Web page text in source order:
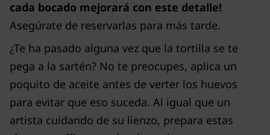
cada bocado mejorará con este detalle!
Asegúrate de reservarlas para más tarde.
¿Te ha pasado alguna vez que la tortilla se te
pega a la sartén? No te preocupes, aplica un
poquito de aceite antes de verter los huevos
para evitar que eso suceda. Al igual que un
artista cuidando de su lienzo, prepara estas